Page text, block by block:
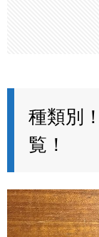
種類別
覧！